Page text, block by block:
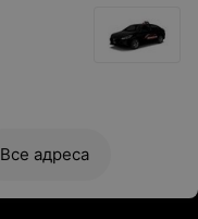
Все адреса